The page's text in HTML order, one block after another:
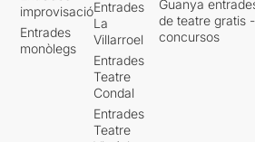
improvisació
Entrades
monòlegs
Entrades
La
Villarroel
Entrades
Teatre
Condal
Entrades
Teatre
Guanya
de teatre gratis -
concursos